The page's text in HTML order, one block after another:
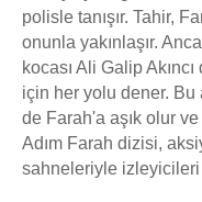
polisle tanışır. Tahir,
onunla yakınlaşır.
kocası Ali Galip
için her yolu dener. Bu
de Farah'a aşık olur
Adım Farah dizisi,
sahneleriyle